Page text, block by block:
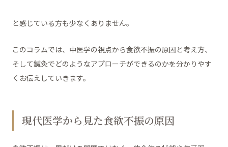
と感じている方も少なくありません。
このコラムでは、中医学の視点から食欲不振の原因と考え方、
そして鍼灸でどのようなアプローチができるのかを分かりやす
くお伝えしていきます。
現代医学から見た食欲不振の原因